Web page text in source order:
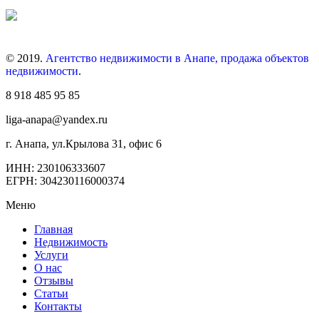
© 2019. Агентство недвижимости в Анапе, продажа объектов
недвижимости.
8 918 485 95 85
liga-anapa@yandex.ru
г. Анапа, ул.Крылова 31, офис 6
ИНН: 230106333607
ЕГРН: 304230116000374
Меню
Главная
Недвижимость
Услуги
О нас
Отзывы
Статьи
Контакты